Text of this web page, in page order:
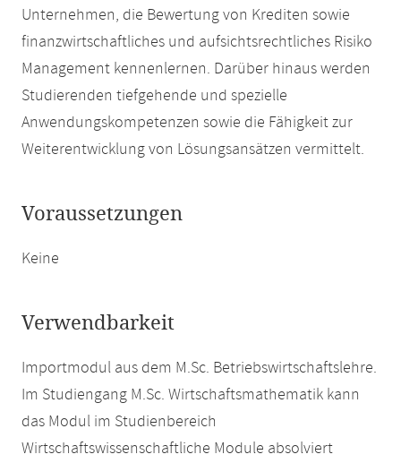
Unternehmen, die Bewertung von Krediten sowie
finanzwirtschaftliches und aufsichtsrechtliches Risiko
Management kennenlernen. Darüber hinaus werden
Studierenden tiefgehende und spezielle
Anwendungskompetenzen sowie die Fähigkeit zur
Weiterentwicklung von Lösungsansätzen vermittelt.
Voraussetzungen
Keine
Verwendbarkeit
Importmodul aus dem M.Sc. Betriebswirtschaftslehre.
Im Studiengang M.Sc. Wirtschaftsmathematik kann
das Modul im Studienbereich
Wirtschaftswissenschaftliche Module absolviert